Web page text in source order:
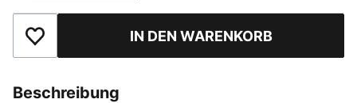
Zu Favoriten hinzufügenIN DEN WARENKORB
Beschreibung